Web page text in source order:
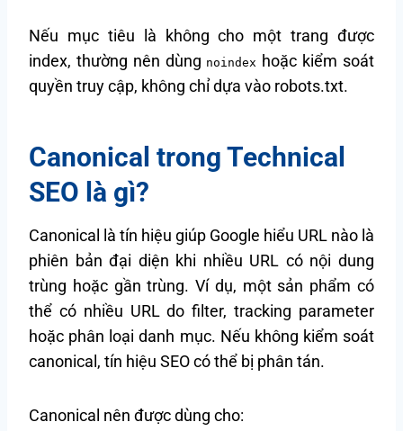
Nếu mục tiêu là không cho một trang được
index, thường nên dùng noindex hoặc kiểm soát
quyền truy cập, không chỉ dựa vào robots.txt.
Canonical trong Technical
SEO là gì?
Canonical là tín hiệu giúp Google hiểu URL nào là
phiên bản đại diện khi nhiều URL có nội dung
trùng hoặc gần trùng. Ví dụ, một sản phẩm có
thể có nhiều URL do filter, tracking parameter
hoặc phân loại danh mục. Nếu không kiểm soát
canonical, tín hiệu SEO có thể bị phân tán.
Canonical nên được dùng cho: